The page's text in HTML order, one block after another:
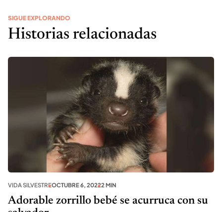
SIGUE EXPLORANDO
Historias relacionadas
VIDA SILVESTREOCTUBRE 6, 20222 MIN
Adorable zorrillo bebé se acurruca con su